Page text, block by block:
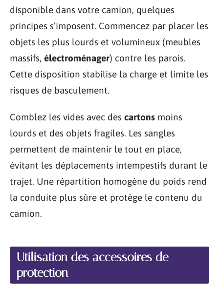
disponible dans votre camion, quelques
principes s’imposent. Commencez par placer les
objets les plus lourds et volumineux (meubles
massifs, électroménager) contre les parois.
Cette disposition stabilise la charge et limite les
risques de basculement.
Comblez les vides avec des cartons moins
lourds et des objets fragiles. Les sangles
permettent de maintenir le tout en place,
évitant les déplacements intempestifs durant le
trajet. Une répartition homogène du poids rend
la conduite plus sûre et protège le contenu du
camion.
Utilisation des accessoires de
protection